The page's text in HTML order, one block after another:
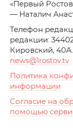
«Первый
— Наталич
Телефон
редакции:
Кировский,
news@1rostov.tv
Политика
информации
Согласие на
помощью